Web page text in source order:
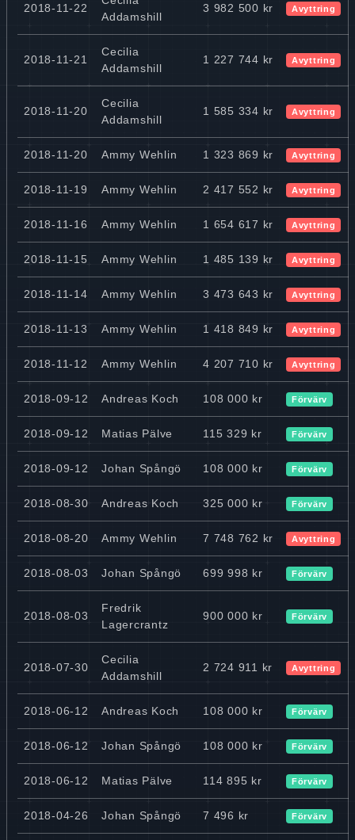
2018-11-22
Addamshill
3 982 500 kr Avyttring
2018-11-21
Cecilia
Addamshill
1 227 744 kr Avyttring
2018-11-20
Cecilia
Addamshill
1 585 334 kr Avyttring
2018-11-20 Ammy Wehlin 1 323 869 kr Avyttring
2018-11-19 Ammy Wehlin 2 417 552 kr Avyttring
2018-11-16 Ammy Wehlin 1 654 617 kr Avyttring
2018-11-15 Ammy Wehlin 1 485 139 kr Avyttring
2018-11-14 Ammy Wehlin 3 473 643 kr Avyttring
2018-11-13 Ammy Wehlin 1 418 849 kr Avyttring
2018-11-12 Ammy Wehlin 4 207 710 kr Avyttring
2018-09-12 Andreas Koch 108 000 kr Förvärv
2018-09-12 Matias Pälve 115 329 kr Förvärv
2018-09-12 Johan Spångö 108 000 kr Förvärv
2018-08-30 Andreas Koch 325 000 kr Förvärv
2018-08-20 Ammy Wehlin 7 748 762 kr Avyttring
2018-08-03 Johan Spångö 699 998 kr Förvärv
2018-08-03
Fredrik
Lagercrantz
900 000 kr Förvärv
2018-07-30
Cecilia
Addamshill
2 724 911 kr Avyttring
2018-06-12 Andreas Koch 108 000 kr Förvärv
2018-06-12 Johan Spångö 108 000 kr Förvärv
2018-06-12 Matias Pälve 114 895 kr Förvärv
2018-04-26 Johan Spångö 7 496 kr Förvärv